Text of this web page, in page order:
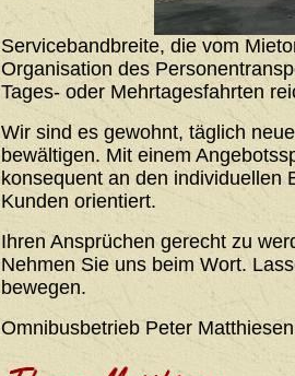
Servicebandbreite, die vom
Organisation des
Tages- oder Mehrtagesfahrten
Wir sind es gewohnt, täglich
bewältigen. Mit einem
konsequent an den individuellen
Kunden orientiert.
Ihren Ansprüchen gerecht zu
Nehmen Sie uns beim Wort.
bewegen.
Omnibusbetrieb Peter Matthiesen